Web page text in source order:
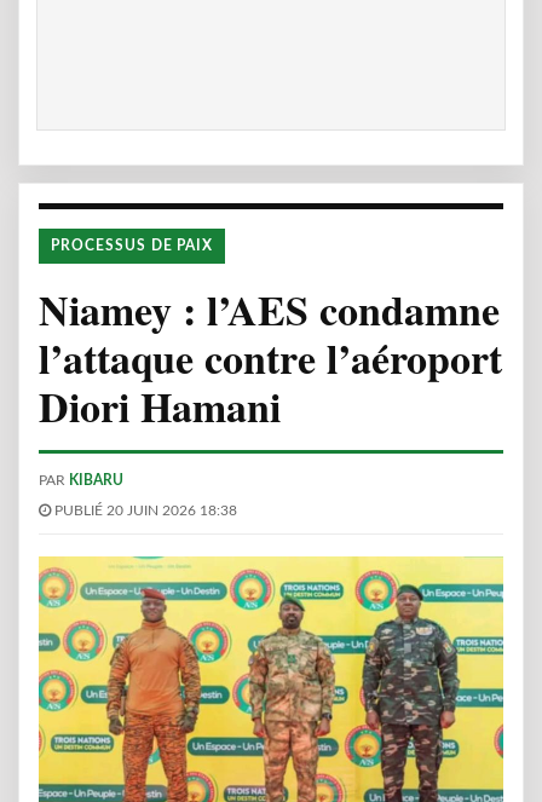
PROCESSUS DE PAIX
Niamey : l’AES condamne
l’attaque contre l’aéroport
Diori Hamani
PAR KIBARU
PUBLIÉ 20 JUIN 2026 18:38